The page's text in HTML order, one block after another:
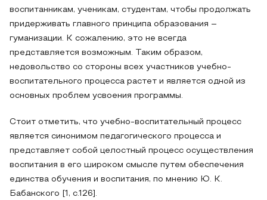
воспитанникам, ученикам, студентам, чтобы продолжать
придерживать главного принципа образования –
гуманизации. К сожалению, это не всегда
представляется возможным. Таким образом,
недовольство со стороны всех участников учебно-
воспитательного процесса растет и является одной из
основных проблем усвоения программы.
Стоит отметить, что учебно-воспитательный процесс
является синонимом педагогического процесса и
представляет собой целостный процесс осуществления
воспитания в его широком смысле путем обеспечения
единства обучения и воспитания, по мнению Ю. К.
Бабанского [1, с.126].